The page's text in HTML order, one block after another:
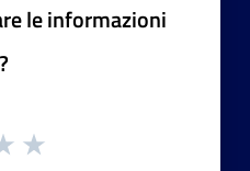
le informazioni